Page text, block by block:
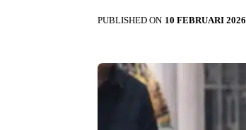
PUBLISHED ON 10 FEBRUARI 2026